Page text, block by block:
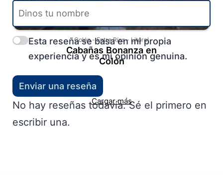
Colón-Entre Ríos- Litoral
Cabañas Bonanza en
Colón
Cargar más
Esta reseña se basa en mi propia
experiencia y es mi opinión genuina.
Enviar una reseña
No hay reseñas todavía. Sé el primero en
escribir una.